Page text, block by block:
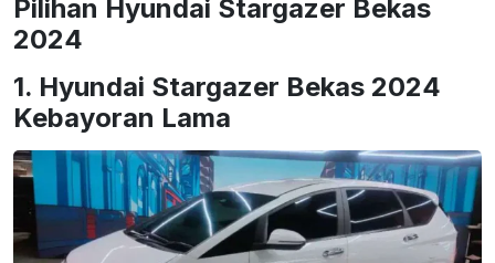
Pilihan Hyundai Stargazer Bekas
2024
1. Hyundai Stargazer Bekas 2024
Kebayoran Lama